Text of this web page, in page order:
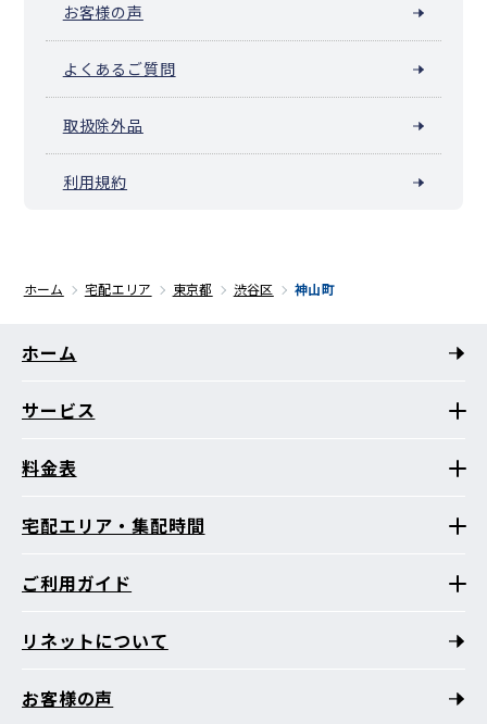
お客様の声
よくあるご質問
取扱除外品
利用規約
ホーム 宅配エリア 東京都 渋谷区 神山町
ホーム
サービス
料金表
宅配エリア・集配時間
ご利用ガイド
リネットについて
お客様の声